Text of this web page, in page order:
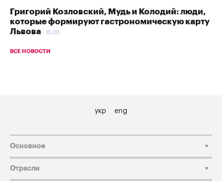
Григорий Козловский, Мудь и Колодий: люди,
которые формируют гастрономическую карту
Львова
15:00
ВСЕ НОВОСТИ
укр eng
Основное
Отрасли